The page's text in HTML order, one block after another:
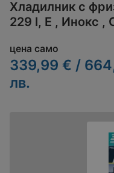
Хладилник с
229 l, E , Инокс ,
цена само
339,99 € /
лв.